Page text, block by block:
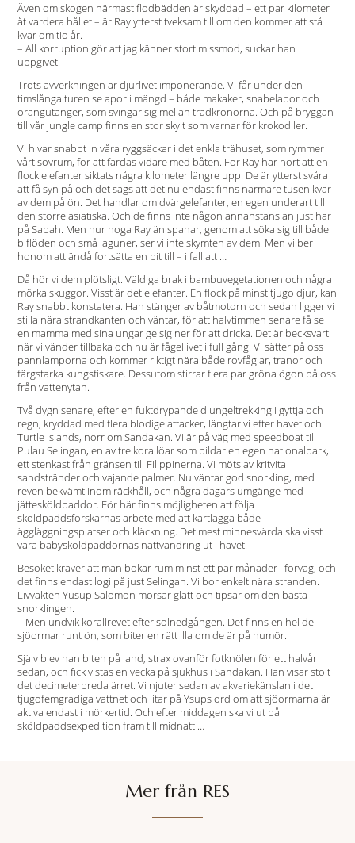
Även om skogen närmast flodbädden är skyddad – ett par kilometer
åt vardera hållet – är Ray ytterst tveksam till om den kommer att stå
kvar om tio år.
– All korruption gör att jag känner stort missmod, suckar han
uppgivet.
Trots avverkningen är djurlivet imponerande. Vi får under den
timslånga turen se apor i mängd – både makaker, snabelapor och
orangutanger, som svingar sig mellan trädkronorna. Och på bryggan
till vår jungle camp finns en stor skylt som varnar för krokodiler.
Vi hivar snabbt in våra ryggsäckar i det enkla trähuset, som rymmer
vårt sovrum, för att färdas vidare med båten. För Ray har hört att en
flock elefanter siktats några kilometer längre upp. De är ytterst svåra
att få syn på och det sägs att det nu endast finns närmare tusen kvar
av dem på ön. Det handlar om dvärgelefanter, en egen underart till
den större asiatiska. Och de finns inte någon annanstans än just här
på Sabah. Men hur noga Ray än spanar, genom att söka sig till både
biflöden och små laguner, ser vi inte skymten av dem. Men vi ber
honom att ändå fortsätta en bit till – i fall att …
Då hör vi dem plötsligt. Väldiga brak i bambuvegetationen och några
mörka skuggor. Visst är det elefanter. En flock på minst tjugo djur, kan
Ray snabbt konstatera. Han stänger av båtmotorn och sedan ligger vi
stilla nära strandkanten och väntar, för att halvtimmen senare få se
en mamma med sina ungar ge sig ner för att dricka. Det är becksvart
när vi vänder tillbaka och nu är fågellivet i full gång. Vi sätter på oss
pannlamporna och kommer riktigt nära både rovfåglar, tranor och
färgstarka kungsfiskare. Dessutom stirrar flera par gröna ögon på oss
från vattenytan.
Två dygn senare, efter en fuktdrypande djungeltrekking i gyttja och
regn, kryddad med flera blodigelattacker, längtar vi efter havet och
Turtle Islands, norr om Sandakan. Vi är på väg med speedboat till
Pulau Selingan, en av tre korallöar som bildar en egen nationalpark,
ett stenkast från gränsen till Filippinerna. Vi möts av kritvita
sandstränder och vajande palmer. Nu väntar god snorkling, med
reven bekvämt inom räckhåll, och några dagars umgänge med
jättesköldpaddor. För här finns möjligheten att följa
sköldpaddsforskarnas arbete med att kartlägga både
äggläggningsplatser och kläckning. Det mest minnesvärda ska visst
vara babysköldpaddornas nattvandring ut i havet.
Besöket kräver att man bokar rum minst ett par månader i förväg, och
det finns endast logi på just Selingan. Vi bor enkelt nära stranden.
Livvakten Yusup Salomon morsar glatt och tipsar om den bästa
snorklingen.
– Men undvik korallrevet efter solnedgången. Det finns en hel del
sjöormar runt ön, som biter en rätt illa om de är på humör.
Själv blev han biten på land, strax ovanför fotknölen för ett halvår
sedan, och fick vistas en vecka på sjukhus i Sandakan. Han visar stolt
det decimeterbreda ärret. Vi njuter sedan av akvariekänslan i det
tjugofemgradiga vattnet och litar på Ysups ord om att sjöormarna är
aktiva endast i mörkertid. Och efter middagen ska vi ut på
sköldpaddsexpedition fram till midnatt …
Mer från RES